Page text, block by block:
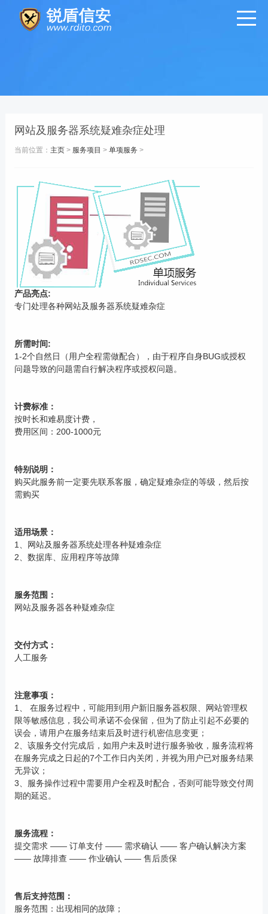
网站及服务器系统疑难杂症处理
当前位置： 主页> 服务项目 > 单项服务 >
产品亮点:
专门处理各种网站及服务器系统疑难杂症
所需时间:
1-2个自然日（用户全程需做配合），由于程序自身BUG或授权
问题导致的问题需自行解决程序或授权问题。
计费标准：
按时长和难易度计费，
费用区间：200-1000元
特别说明：
购买此服务前一定要先联系客服，确定疑难杂症的等级，然后按
需购买
适用场景：
1、网站及服务器系统处理各种疑难杂症
2、数据库、应用程序等故障
服务范围：
网站及服务器各种疑难杂症
交付方式：
人工服务
注意事项：
1、 在服务过程中，可能用到用户新旧服务器权限、网站管理权
限等敏感信息，我公司承诺不会保留，但为了防止引起不必要的
误会，请用户在服务结束后及时进行机密信息变更；
2、该服务交付完成后，如用户未及时进行服务验收，服务流程将
在服务完成之日起的7个工作日内关闭，并视为用户已对服务结果
无异议；
3、服务操作过程中需要用户全程及时配合，否则可能导致交付周
期的延迟。
服务流程：
提交需求 —— 订单支付 —— 需求确认 —— 客户确认解决方案
—— 故障排查 —— 作业确认 —— 售后质保
售后支持范围：
服务范围：出现相同的故障；